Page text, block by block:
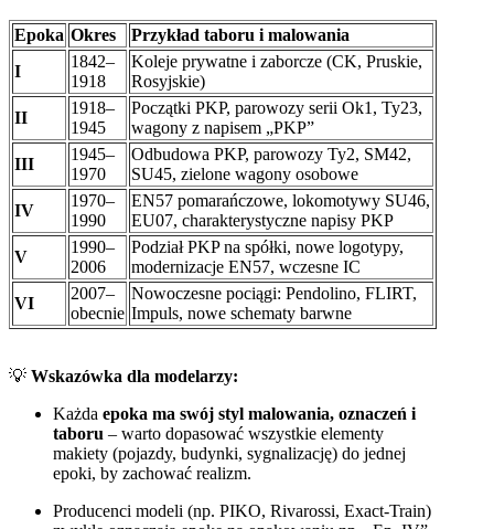
Epoka Okres
Przykład taboru i malowania
I
1842–
1918
Koleje prywatne i zaborcze (CK, Pruskie,
Rosyjskie)
II
1918–
1945
Początki PKP, parowozy serii Ok1, Ty23,
wagony z napisem „PKP”
III
1945–
1970
Odbudowa PKP, parowozy Ty2, SM42,
SU45, zielone wagony osobowe
IV
1970–
1990
EN57 pomarańczowe, lokomotywy SU46,
EU07, charakterystyczne napisy PKP
V
1990–
2006
Podział PKP na spółki, nowe logotypy,
modernizacje EN57, wczesne IC
VI
2007–
obecnie
Nowoczesne pociągi: Pendolino, FLIRT,
Impuls, nowe schematy barwne
💡 Wskazówka dla modelarzy:
Każda epoka ma swój styl malowania, oznaczeń i
taboru – warto dopasować wszystkie elementy
makiety (pojazdy, budynki, sygnalizację) do jednej
epoki, by zachować realizm.
Producenci modeli (np. PIKO, Rivarossi, Exact-Train)